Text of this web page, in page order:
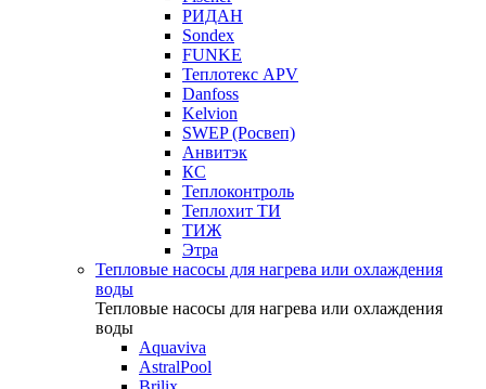
РИДАН
Sondex
FUNKE
Теплотекс APV
Danfoss
Kelvion
SWEP (Росвеп)
Анвитэк
КС
Теплоконтроль
Теплохит ТИ
ТИЖ
Этра
Тепловые насосы для нагрева или охлаждения
воды
Тепловые насосы для нагрева или охлаждения
воды
Aquaviva
AstralPool